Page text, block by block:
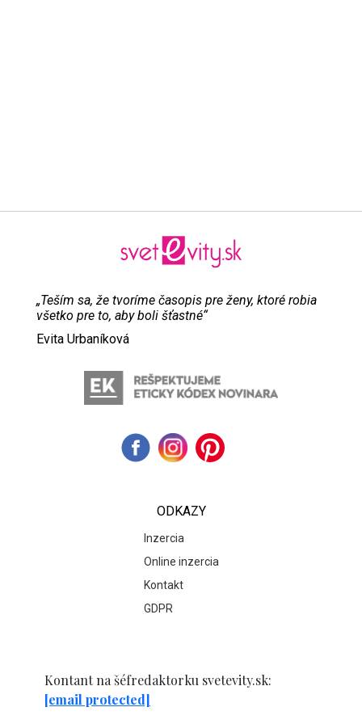
„Teším sa, že tvoríme časopis pre ženy, ktoré robia
všetko pre to, aby boli šťastné“
Evita Urbaníková
ODKAZY
Inzercia
Online inzercia
Kontakt
GDPR
Kontant na šéfredaktorku svetevity.sk:
[email protected]